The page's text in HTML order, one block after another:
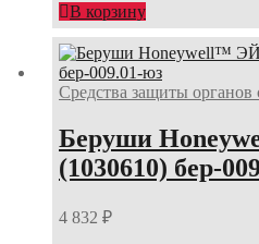
В корзину
Средства защиты органов
Беруши
(1030610) бер-
4 832 ₽